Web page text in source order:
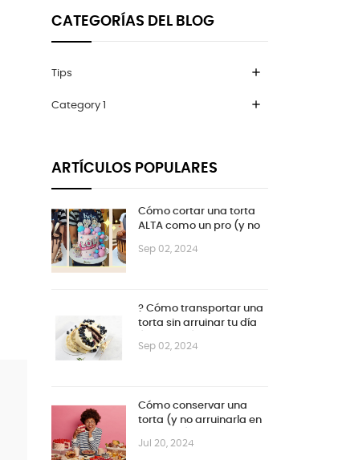
CATEGORÍAS DEL BLOG
Tips add
Category 1 add
ARTÍCULOS POPULARES
Cómo cortar una torta
ALTA como un pro (y no
cumpleaños)
Sep 02, 2024
? Cómo transportar una
torta sin arruinar tu día
Sep 02, 2024
Cómo conservar una
torta (y no arruinarla en
Jul 20, 2024